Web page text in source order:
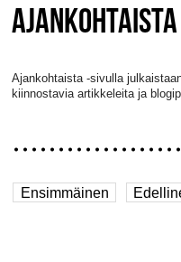
AJANKOHTAISTA
Ajankohtaista -sivulla
kiinnostavia artikkeleita ja
Ensimmäinen